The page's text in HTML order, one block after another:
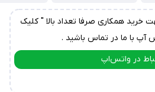
خرید همکاری صرفا تعداد بالا " کلیک
آپ با ما در تماس باشید .
در واتس‌اپ